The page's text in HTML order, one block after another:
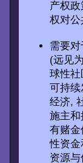
产权
权对公
需要
(远见
球性
可持续
经济,
施主
有赌
性资金
资源